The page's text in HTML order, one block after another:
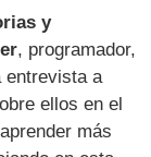
y
, programador,
entrevista a
ellos en el
más